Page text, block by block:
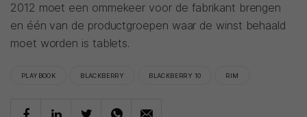
2012 moet een ommekeer voor de fabrikant brengen
en één van de productgroepen waar de winst behaald
moet worden is tablets.
PLAYBOOK BLACKBERRY BLACKBERRY 10 RIM